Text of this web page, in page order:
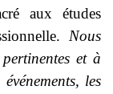
aux études
Nous
et à
les